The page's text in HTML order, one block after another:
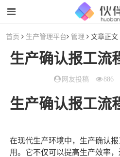
首页 生产管理平台 管理 文章正文
网友投稿 886
生产确认报工流
在现代生产环境中，生产确认
用。它不仅可以提高生产效率